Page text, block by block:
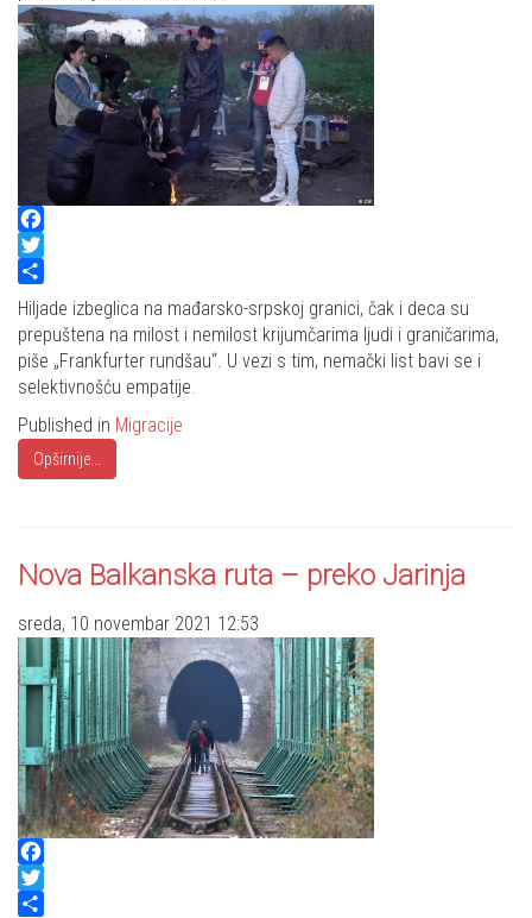
Facebook
Twitter
Share
Hiljade izbeglica na mađarsko-srpskoj granici, čak i deca su
prepuštena na milost i nemilost krijumčarima ljudi i graničarima,
piše „Frankfurter rundšau“. U vezi s tim, nemački list bavi se i
selektivnošću empatije.
Published in Migracije
Opširnije...
Nova Balkanska ruta – preko Jarinja
sreda, 10 novembar 2021 12:53
Facebook
Twitter